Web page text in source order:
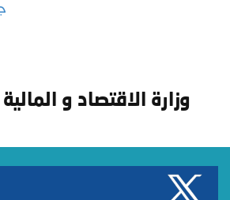
وزارة الاقتصاد و